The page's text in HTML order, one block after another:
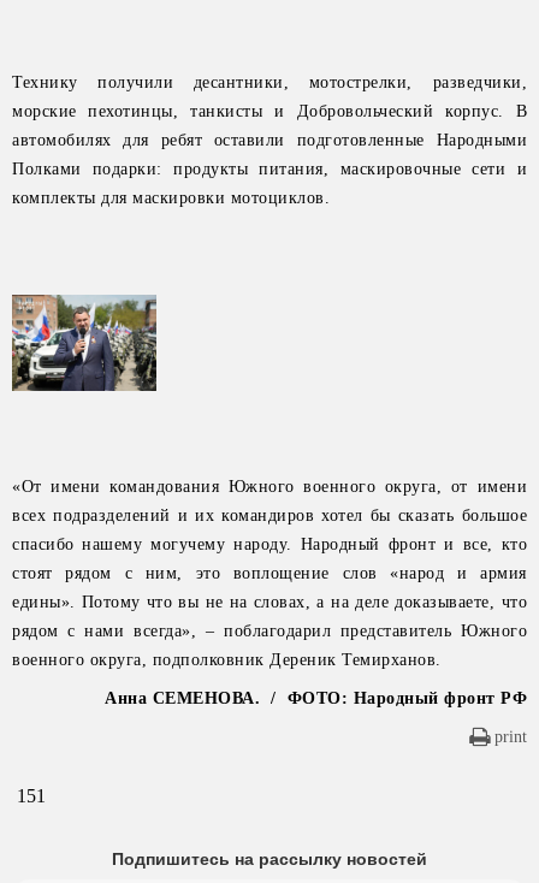
Технику получили десантники, мотострелки, разведчики,
морские пехотинцы, танкисты и Добровольческий корпус. В
автомобилях для ребят оставили подготовленные Народными
Полками подарки: продукты питания, маскировочные сети и
комплекты для маскировки мотоциклов.
«От имени командования Южного военного округа, от имени
всех подразделений и их командиров хотел бы сказать большое
спасибо нашему могучему народу. Народный фронт и все, кто
стоят рядом с ним, это воплощение слов «народ и армия
едины». Потому что вы не на словах, а на деле доказываете, что
рядом с нами всегда», – поблагодарил представитель Южного
военного округа, подполковник Дереник Темирханов.
Анна СЕМЕНОВА. / ФОТО: Народный фронт РФ
print
151
Подпишитесь на рассылку новостей